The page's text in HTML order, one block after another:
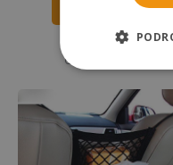
DO KOŠÍKU
Skladem
Odešleme